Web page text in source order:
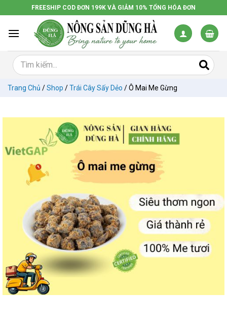
đến
dung
FREESHIP COD ĐƠN 199K VÀ GIẢM 10% TỔNG HÓA ĐƠN
Trang Chủ /Shop /Trái Cây Sấy Dẻo /Ô Mai Me Gừng